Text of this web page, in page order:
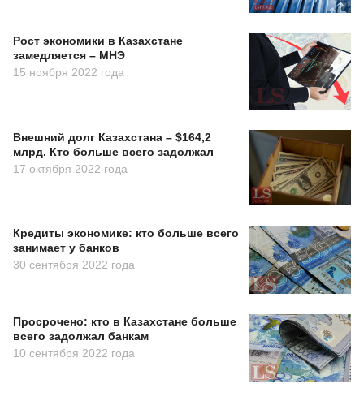
Рост экономики в Казахстане
замедляется – МНЭ
15 ноября 2022 года
Внешний долг Казахстана – $164,2
млрд. Кто больше всего задолжал
17 октября 2022 года
Кредиты экономике: кто больше всего
занимает у банков
30 сентября 2022 года
Просрочено: кто в Казахстане больше
всего задолжал банкам
10 сентября 2022 года